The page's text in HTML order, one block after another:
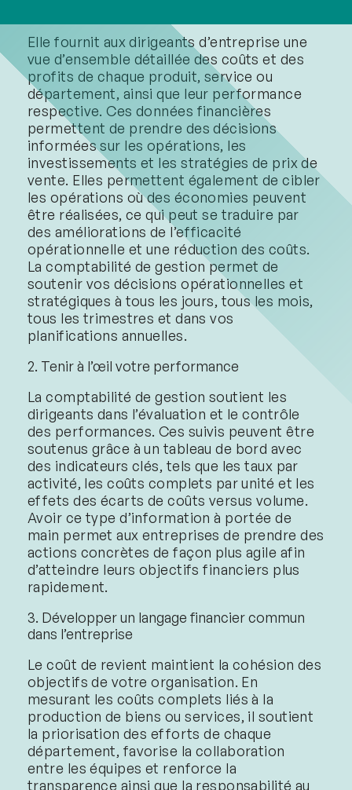
Elle fournit aux dirigeants d’entreprise une
vue d’ensemble détaillée des coûts et des
profits de chaque produit, service ou
département, ainsi que leur performance
respective. Ces données financières
permettent de prendre des décisions
informées sur les opérations, les
investissements et les stratégies de prix de
vente. Elles permettent également de cibler
les opérations où des économies peuvent
être réalisées, ce qui peut se traduire par
des améliorations de l’efficacité
opérationnelle et une réduction des coûts.
La comptabilité de gestion permet de
soutenir vos décisions opérationnelles et
stratégiques à tous les jours, tous les mois,
tous les trimestres et dans vos
planifications annuelles.
2. Tenir à l’œil votre performance
La comptabilité de gestion soutient les
dirigeants dans l’évaluation et le contrôle
des performances. Ces suivis peuvent être
soutenus grâce à un tableau de bord avec
des indicateurs clés, tels que les taux par
activité, les coûts complets par unité et les
effets des écarts de coûts versus volume.
Avoir ce type d’information à portée de
main permet aux entreprises de prendre des
actions concrètes de façon plus agile afin
d’atteindre leurs objectifs financiers plus
rapidement.
3. Développer un langage financier commun
dans l’entreprise
Le coût de revient maintient la cohésion des
objectifs de votre organisation. En
mesurant les coûts complets liés à la
production de biens ou services, il soutient
la priorisation des efforts de chaque
département, favorise la collaboration
entre les équipes et renforce la
transparence ainsi que la responsabilité au